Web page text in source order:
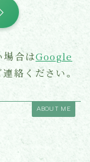
場合はGoogle
絡ください。
ABOUT ME